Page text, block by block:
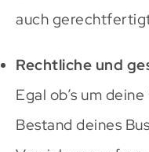
auch
Rechtliche und
Egal ob’s um
Bestand deines